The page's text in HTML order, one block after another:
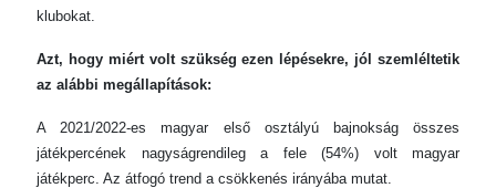
klubokat.
Azt, hogy miért volt szükség ezen lépésekre, jól szemléltetik
az alábbi megállapítások:
A 2021/2022-es magyar első osztályú bajnokság összes
játékpercének nagyságrendileg a fele (54%) volt magyar
játékperc. Az átfogó trend a csökkenés irányába mutat.